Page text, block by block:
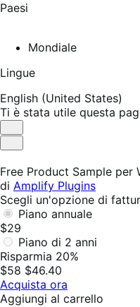
Paesi
Mondiale
Lingue
English (United States)
Ti è stata utile questa
Utile
Non
Free Product Sample per
di Amplify Plugins
Scegli un'opzione di
Piano annuale
$29
Piano di 2 anni
Risparmia 20%
$58 $46.40
Acquista ora
Aggiungi al carrello